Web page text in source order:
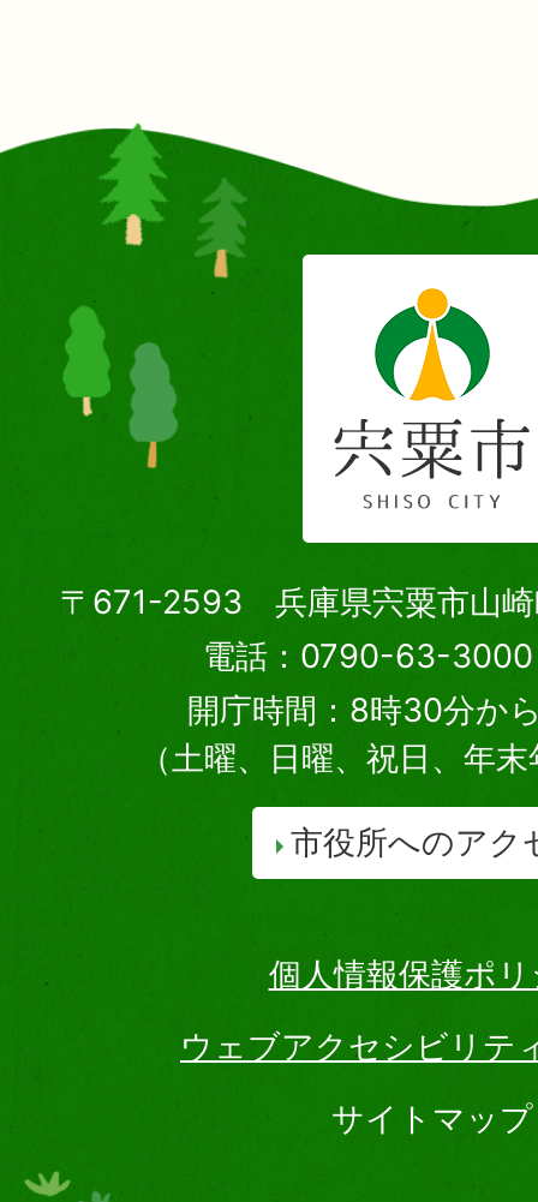
〒671-2593 兵庫県宍粟市山崎
電話：0790-63-3000
開庁時間：8時30分か
（土曜、日曜、祝日、年
市役所へのアク
個人情報保護ポ
ウェブアクセシビリテ
サイトマップ